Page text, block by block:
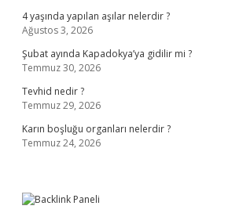
4 yaşında yapılan aşılar nelerdir ?
Ağustos 3, 2026
Şubat ayında Kapadokya’ya gidilir mi ?
Temmuz 30, 2026
Tevhid nedir ?
Temmuz 29, 2026
Karın boşluğu organları nelerdir ?
Temmuz 24, 2026